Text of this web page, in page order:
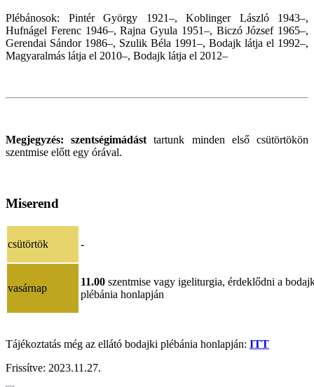
Plébánosok: Pintér György 1921–, Koblinger László 1943–,
Hufnágel Ferenc 1946–, Rajna Gyula 1951–, Biczó József 1965–,
Gerendai Sándor 1986–, Szulik Béla 1991–, Bodajk látja el 1992–,
Magyaralmás látja el 2010–, Bodajk látja el 2012–
Megjegyzés: szentségimádást tartunk minden első csütörtökön
szentmise előtt egy órával.
Miserend
csütörtök -
vasárnap
11.00 szentmise vagy igeliturgia, érdeklődni a
plébánia honlapján
Tájékoztatás még az ellátó bodajki plébánia honlapján: ITT
Frissítve: 2023.11.27.